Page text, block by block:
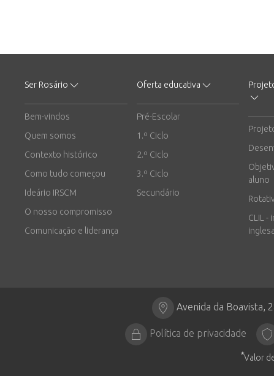
Ser Rosário
Bem-vindos
Quem somos
Contexto histórico
Como tudo começou
Ideário IRSCM
O nosso compromisso
Comunicação e liderança
Oferta educativa
Pré-Escolar
1.º Ciclo
2.º Ciclo
3.º Ciclo
Secundário
aluno
CLIL -
Avenida da Boavista,
Política de privacidade
*Valor